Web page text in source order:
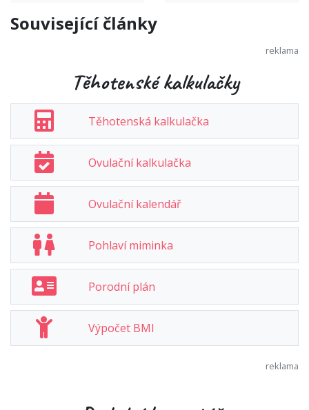
Související články
Těhotenské kalkulačky
Těhotenská kalkulačka
Ovulační kalkulačka
Ovulační kalendář
Pohlaví miminka
Porodní plán
Výpočet BMI